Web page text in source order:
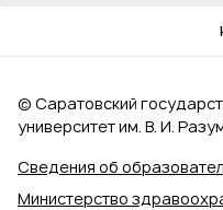
Сведения об
Министерство
© Саратовский
университет им. В. И.